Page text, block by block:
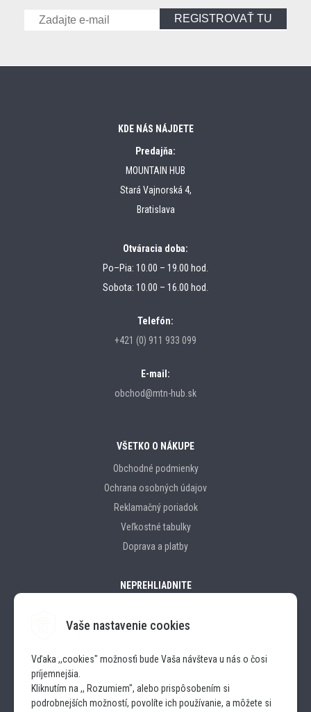
Vaše nastavenie cookies
Vďaka ,,cookies" možnosťi bude Vaša návšteva u nás o čosi
príjemnejšia.
Kliknutím na ,, Rozumiem", alebo prispôsobením si
podrobnejších možností, povolíte ich používanie, a môžete si
REGISTROVAŤ TU
KDE NÁS NÁJDETE
Predajňa:
MOUNTAIN HUB
Stará Vajnorská 4,
Bratislava
Otváracia doba:
Po–Pia: 10.00 – 19.00 hod.
Sobota: 10.00 – 16.00 hod.
Telefón:
+421 (0) 911 933 099
E-mail:
obchod@mtn-hub.sk
VŠETKO O NÁKUPE
Obchodné podmienky
Ochrana osobných údajov
Reklamačný poriadok
Veľkostné tabulky
Doprava a platby
NEPREHLIADNITE
INSTAGRAM